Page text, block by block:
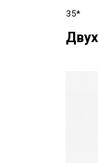
35*